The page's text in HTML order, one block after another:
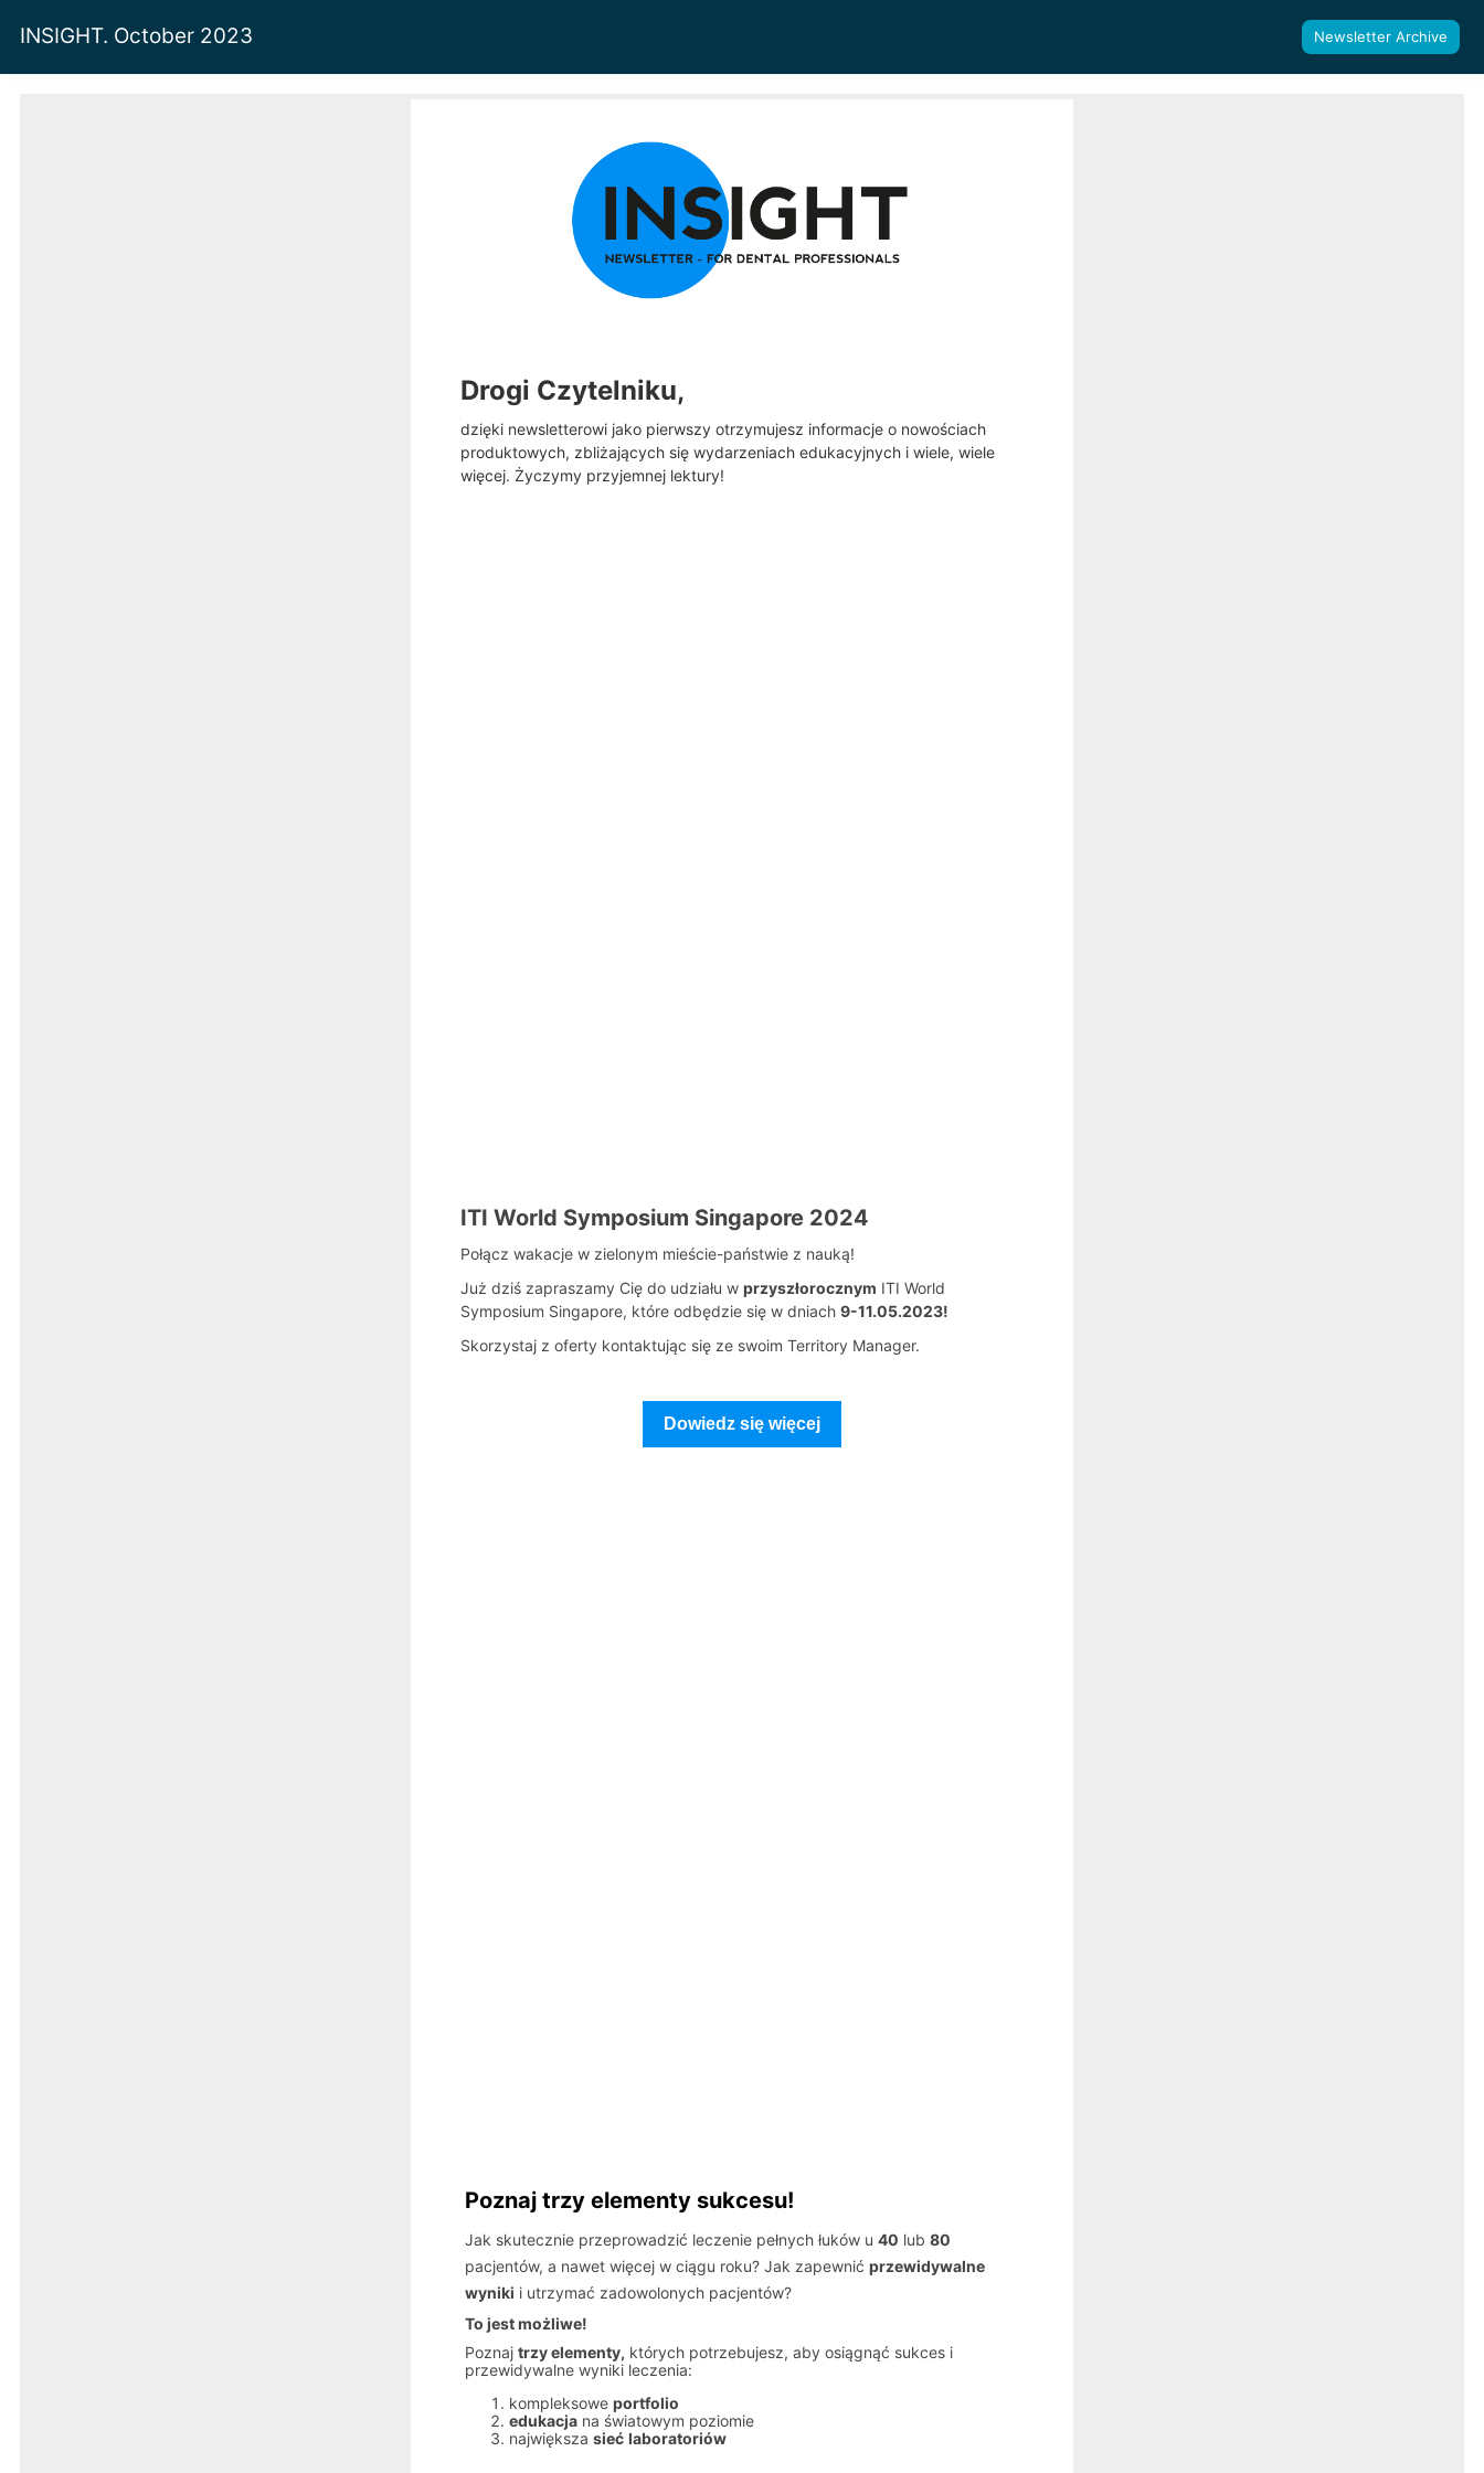
INSIGHT. October 2023 Newsletter Archive
Drogi Czytelniku,
dzięki newsletterowi jako pierwszy otrzymujesz informacje o nowościach
produktowych, zbliżających się wydarzeniach edukacyjnych i wiele, wiele
więcej. Życzymy przyjemnej lektury!
ITI World Symposium Singapore 2024
Połącz wakacje w zielonym mieście-państwie z nauką!
Już dziś zapraszamy Cię do udziału w przyszłorocznym ITI World
Symposium Singapore, które odbędzie się w dniach 9-11.05.2023!
Skorzystaj z oferty kontaktując się ze swoim Territory Manager.
Dowiedz się więcej
Poznaj trzy elementy sukcesu!
Jak skutecznie przeprowadzić leczenie pełnych łuków u 40 lub 80
pacjentów, a nawet więcej w ciągu roku? Jak zapewnić przewidywalne
wyniki i utrzymać zadowolonych pacjentów?
To jest możliwe!
Poznaj trzy elementy, których potrzebujesz, aby osiągnąć sukces i
przewidywalne wyniki leczenia:
kompleksowe portfolio
edukacja na światowym poziomie
największa sieć laboratoriów